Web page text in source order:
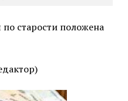
старости положена